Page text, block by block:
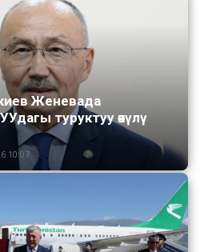
Женевада
туруктуу өкүлү
10:07